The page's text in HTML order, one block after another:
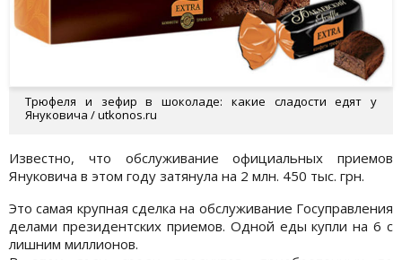
Трюфеля и зефир в шоколаде: какие сладости едят у
Януковича / utkonos.ru
Известно, что обслуживание официальных приемов
Януковича в этом году затянула на 2 млн. 450 тыс. грн.
Это самая крупная сделка на обслуживание Госуправления
делами президентских приемов. Одной еды купли на 6 с
лишним миллионов.